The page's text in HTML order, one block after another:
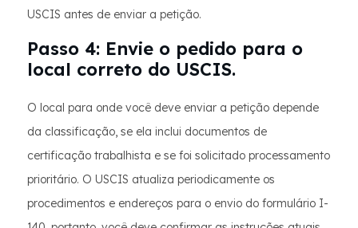
USCIS antes de enviar a petição.
Passo 4: Envie o pedido para o
local correto do USCIS.
O local para onde você deve enviar a petição depende
da classificação, se ela inclui documentos de
certificação trabalhista e se foi solicitado processamento
prioritário. O USCIS atualiza periodicamente os
procedimentos e endereços para o envio do formulário I-